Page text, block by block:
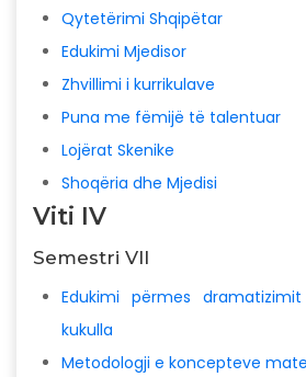
Qytetërimi Shqipëtar
Edukimi Mjedisor
Zhvillimi i kurrikulave
Puna me fëmijë të talentuar
Lojërat Skenike
Shoqëria dhe Mjedisi
Viti IV
Semestri VII
Edukimi përmes
kukulla
Metodologji e koncepteve